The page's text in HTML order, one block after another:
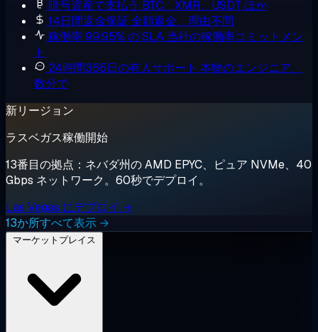
暗号資産で支払う BTC、XMR、USDT ほか
14日間返金保証 全額返金、理由不問
稼働率 99.95% の SLA 当社の稼働率コミットメン
ト
24時間365日の有人サポート 本物のエンジニア、
数分で
新リージョン
ラスベガス稼働開始
13番目の拠点：ネバダ州の AMD EPYC、ピュア NVMe、40
Gbps ネットワーク。60秒でデプロイ。
Las Vegas にデプロイ →
13か所すべて表示 →